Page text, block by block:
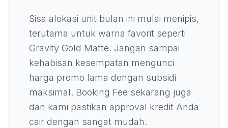
Sisa alokasi unit bulan ini mulai menipis,
terutama untuk warna favorit seperti
Gravity Gold Matte. Jangan sampai
kehabisan kesempatan mengunci
harga promo lama dengan subsidi
maksimal. Booking Fee sekarang juga
dan kami pastikan approval kredit Anda
cair dengan sangat mudah.